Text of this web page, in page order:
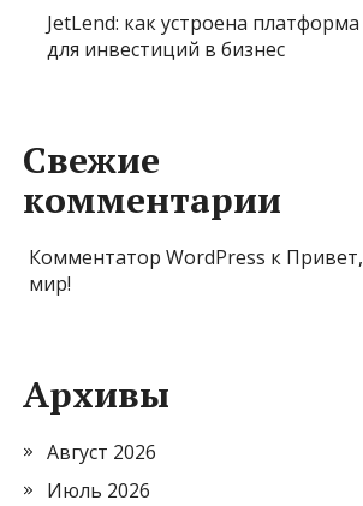
JetLend: как устроена платформа
для инвестиций в бизнес
Свежие
комментарии
Комментатор WordPress к Привет,
мир!
Архивы
Август 2026
Июль 2026